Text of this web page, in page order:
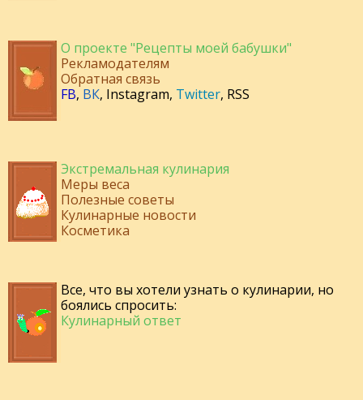
О проекте "Рецепты моей бабушки"
Рекламодателям
Обратная связь
FB, ВК, Instagram, Twitter, RSS
Экстремальная кулинария
Меры веса
Полезные советы
Кулинарные новости
Косметика
Все, что вы хотели узнать о кулинарии, но
боялись спросить:
Кулинарный ответ